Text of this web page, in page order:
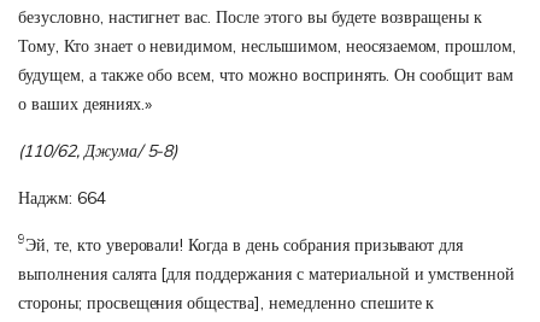
безусловно, настигнет вас. После этого вы будете возвращены к
Тому, Кто знает о невидимом, неслышимом, неосязаемом, прошлом,
будущем, а также обо всем, что можно воспринять. Он сообщит вам
о ваших деяниях.»
(110/62, Джума/ 5-8)
Наджм: 664
9Эй, те, кто уверовали! Когда в день собрания призывают для
выполнения салята [для поддержания с материальной и умственной
стороны; просвещения общества], немедленно спешите к